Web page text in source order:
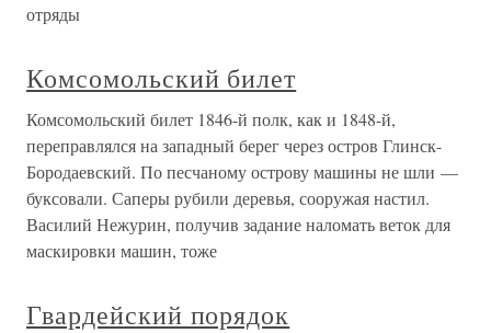
отряды
Комсомольский билет
Комсомольский билет 1846-й полк, как и 1848-й,
переправлялся на западный берег через остров Глинск-
Бородаевский. По песчаному острову машины не шли —
буксовали. Саперы рубили деревья, сооружая настил.
Василий Нежурин, получив задание наломать веток для
маскировки машин, тоже
Гвардейский порядок